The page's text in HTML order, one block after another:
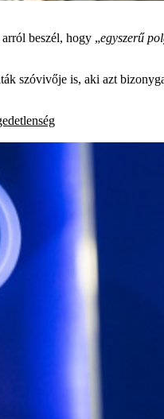
beszél, hogy „egyszerű
szóvivője is, aki azt